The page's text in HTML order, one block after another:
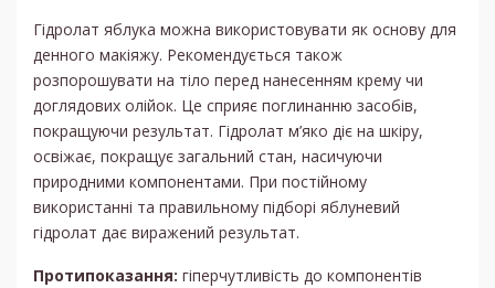
Гідролат яблука можна використовувати як основу для
денного макіяжу. Рекомендується також
розпорошувати на тіло перед нанесенням крему чи
доглядових олійок. Це сприяє поглинанню засобів,
покращуючи результат. Гідролат м’яко діє на шкіру,
освіжає, покращує загальний стан, насичуючи
природними компонентами. При постійному
використанні та правильному підборі яблуневий
гідролат дає виражений результат.
Протипоказання: гіперчутливість до компонентів